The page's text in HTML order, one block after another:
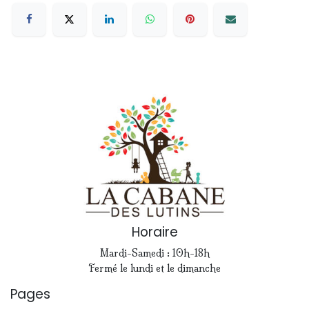
Horaire
Mardi-Samedi : 10h-18h
Fermé le lundi et le dimanche
Pages